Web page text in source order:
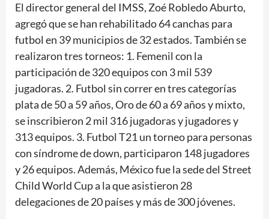
El director general del IMSS, Zoé Robledo Aburto,
agregó que se han rehabilitado 64 canchas para
futbol en 39 municipios de 32 estados. También se
realizaron tres torneos: 1. Femenil con la
participación de 320 equipos con 3 mil 539
jugadoras. 2. Futbol sin correr en tres categorías
plata de 50 a 59 años, Oro de 60 a 69 años y mixto,
se inscribieron 2 mil 316 jugadoras y jugadores y
313 equipos. 3. Futbol T21 un torneo para personas
con síndrome de down, participaron 148 jugadores
y 26 equipos. Además, México fue la sede del Street
Child World Cup a la que asistieron 28
delegaciones de 20 países y más de 300 jóvenes.